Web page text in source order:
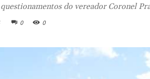
do vereador Coronel
0 0